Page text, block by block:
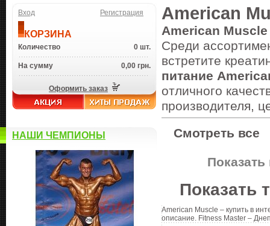
Вход Регистрация
КОРЗИНА
Количество 0 шт.
На сумму 0,00 грн.
Оформить заказ
НАШИ ЧЕМПИОНЫ
American
American Muscle
Среди
встретите
питание
отличного
производителя,
Смотреть все
Показать
American Muscle – купить в
описание. Fitness Master –